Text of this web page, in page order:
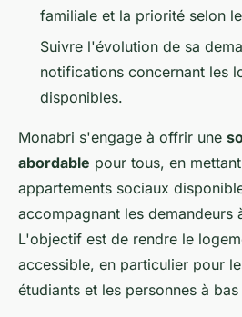
familiale et la priorité selon
Suivre l'évolution de sa
notifications concernant les
disponibles.
Monabri s'engage à offrir une
abordable pour tous, en
appartements sociaux
accompagnant les demandeurs
L'objectif est de rendre le
accessible, en particulier pour
étudiants et les personnes à bas